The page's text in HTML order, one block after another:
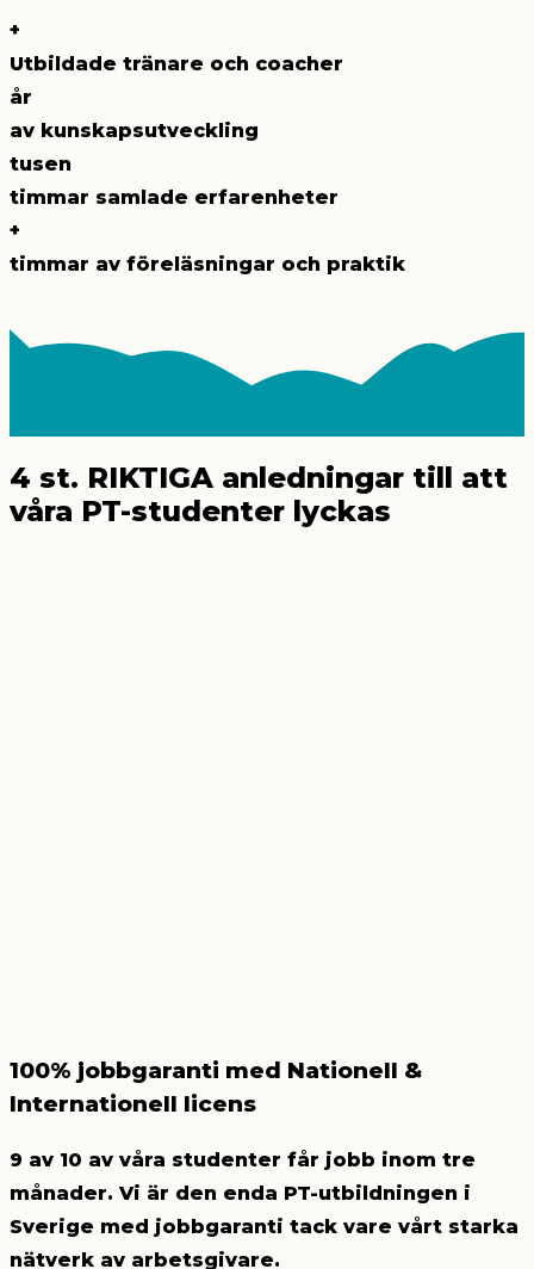
+
Utbildade tränare och coacher
år
av kunskapsutveckling
tusen
timmar samlade erfarenheter
+
timmar av föreläsningar och praktik
4 st. RIKTIGA anledningar till att
våra PT-studenter lyckas
100% jobbgaranti med Nationell &
Internationell licens
9 av 10 av våra studenter får jobb inom tre
månader. Vi är den enda PT-utbildningen i
Sverige med jobbgaranti tack vare vårt starka
nätverk av arbetsgivare.